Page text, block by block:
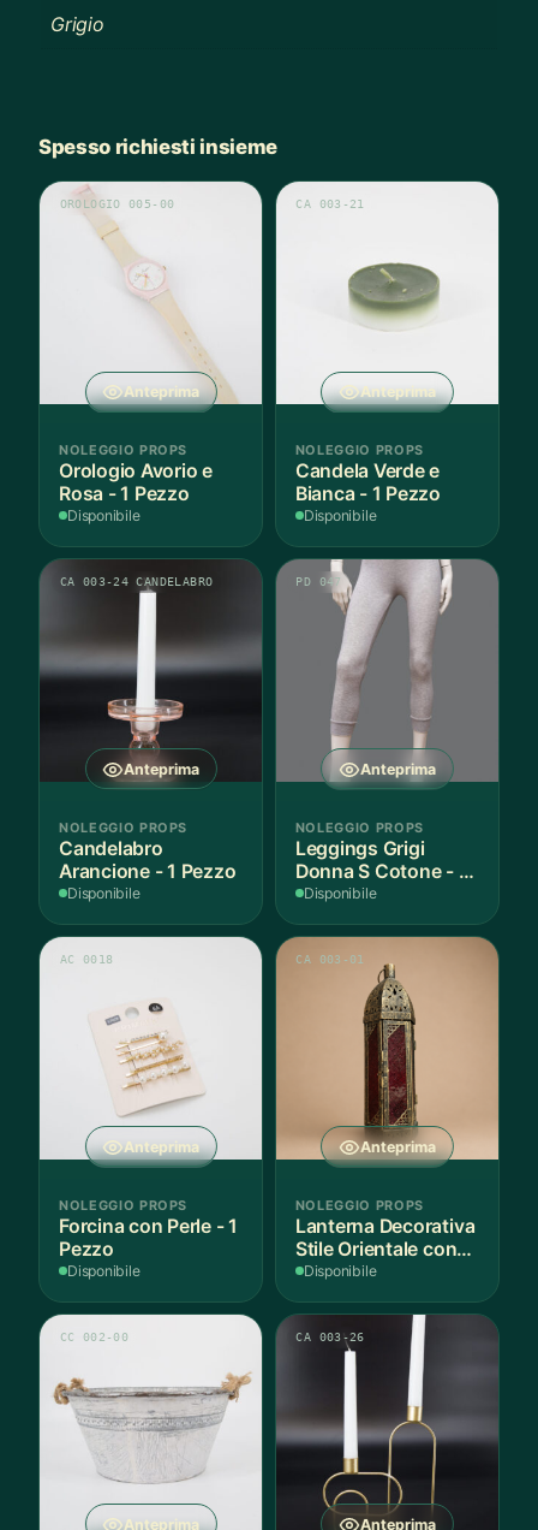
Grigio
Spesso richiesti insieme
Anteprima
OROLOGIO 005-00
NOLEGGIO PROPS
Orologio Avorio e
Rosa - 1 Pezzo
Disponibile
Anteprima
CA 003-21
NOLEGGIO PROPS
Candela Verde e
Bianca - 1 Pezzo
Disponibile
Anteprima
CA 003-24 CANDELABRO
NOLEGGIO PROPS
Candelabro
Arancione - 1 Pezzo
Disponibile
Anteprima
PD 047
NOLEGGIO PROPS
Leggings Grigi
Donna S Cotone - 1
Paio
Disponibile
Anteprima
AC 0018
NOLEGGIO PROPS
Forcina con Perle - 1
Pezzo
Disponibile
Anteprima
CA 003-01
NOLEGGIO PROPS
Lanterna Decorativa
Stile Orientale con
Vetri Rossi
Disponibile
Anteprima
CC 002-00
Anteprima
CA 003-26